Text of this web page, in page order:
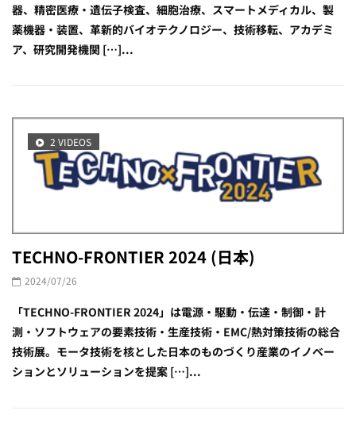
器、精密医療・遺伝子検査、細胞治療、スマートメディカル、製
薬機器・装置、革新的バイオテクノロジー、技術移転、アカデミ
ア、研究開発機関 […]...
2 VIDEOS
TECHNO-FRONTIER 2024 (日本)
2024/07/26
「TECHNO-FRONTIER 2024」は電源・駆動・伝達・制御・計
測・ソフトウェアの要素技術・生産技術・EMC/熱対策技術の総合
技術展。モータ技術を核とした日本のものづくり産業のイノベー
ションとソリューションを提案 […]...